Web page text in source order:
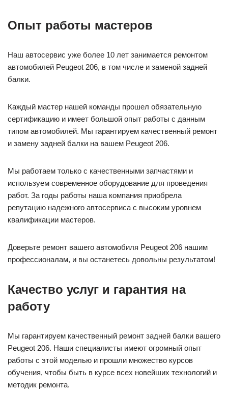
Опыт работы мастеров
Наш автосервис уже более 10 лет занимается ремонтом
автомобилей Peugeot 206, в том числе и заменой задней
балки.
Каждый мастер нашей команды прошел обязательную
сертификацию и имеет большой опыт работы с данным
типом автомобилей. Мы гарантируем качественный ремонт
и замену задней балки на вашем Peugeot 206.
Мы работаем только с качественными запчастями и
используем современное оборудование для проведения
работ. За годы работы наша компания приобрела
репутацию надежного автосервиса с высоким уровнем
квалификации мастеров.
Доверьте ремонт вашего автомобиля Peugeot 206 нашим
профессионалам, и вы останетесь довольны результатом!
Качество услуг и гарантия на
работу
Мы гарантируем качественный ремонт задней балки вашего
Peugeot 206. Наши специалисты имеют огромный опыт
работы с этой моделью и прошли множество курсов
обучения, чтобы быть в курсе всех новейших технологий и
методик ремонта.